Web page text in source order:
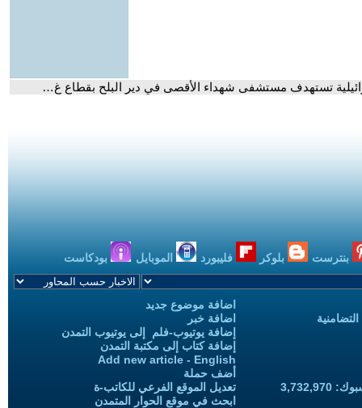
بنترست بلوكر فليبورد الموبايل بودكاست
اضافة موضوع جديد
اضافة خبر
إضافة يوتيوب-فلم إلى يوتيوب التمدن
إضافة كتاب إلى مكتبة التمدن
Add new article - English
أضف حملة
تعديل الموقع الفرعي للكاتب-ة
ابحث في موقع الحوار المتمدن